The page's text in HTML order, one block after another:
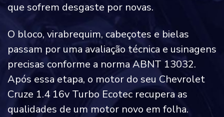
que sofrem desgaste por novas.
O bloco, virabrequim, cabeçotes e bielas
passam por uma avaliação técnica e usinagens
precisas conforme a norma ABNT 13032.
Após essa etapa, o motor do seu Chevrolet
Cruze 1.4 16v Turbo Ecotec recupera as
qualidades de um motor novo em folha.